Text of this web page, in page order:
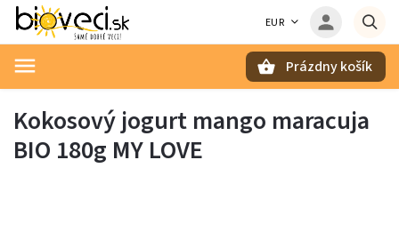
EUR
Prázdny košík
Kokosový jogurt mango maracuja
BIO 180g MY LOVE